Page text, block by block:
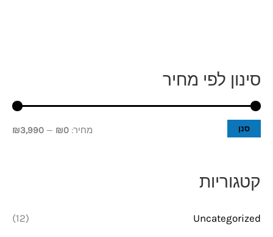
סינון לפי מחיר
סנן מחיר: ₪0
—
₪3,990
קטגוריות
Uncategorized
(12)